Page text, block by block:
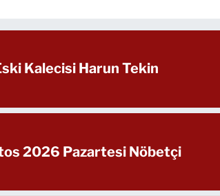
Kalecisi Harun Tekin
2026 Pazartesi Nöbetçi